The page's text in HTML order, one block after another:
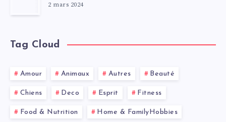
2 mars 2024
Tag Cloud
Amour Animaux Autres Beauté
Chiens Deco Esprit Fitness
Food & Nutrition Home & FamilyHobbies